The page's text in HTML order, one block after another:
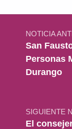
Navegación de entradas
NOTICIA
San
Personas
Durango
SIGUIENTE
El